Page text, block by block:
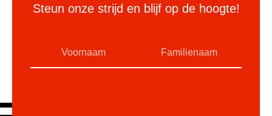
Steun onze strijd en blijf op de hoogte!